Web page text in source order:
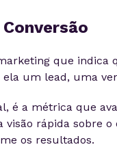
que indica
ela um lead, uma
é a métrica que
visão rápida sobre
os resultados.